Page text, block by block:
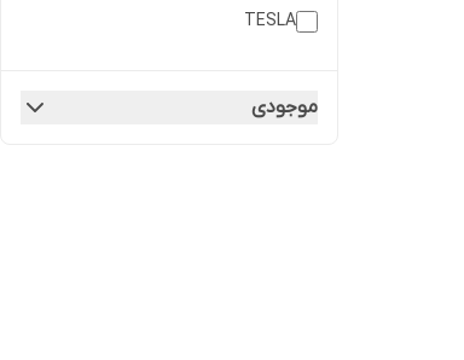
TESLA
موجودی